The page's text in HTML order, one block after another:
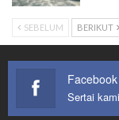
SEBELUM BERIKUT
Facebook